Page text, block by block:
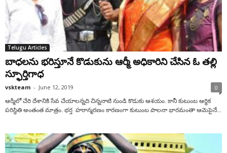
Telugu Articles
బాధలను భరిస్తూనే కొడుకును ఆర్మీ అధికారిని చేసిన ఓ తల్లి
స్ఫూర్తిగాధ
vskteam - June 12, 2019 0
ఆర్మీలో చేరి దేశానికి సేవ చేయాలన్నది చిన్ననాటి నుండి కొడుకు ఆశయం. కానీ కుటుంబ ఆర్ధిక
పరిస్థితి అంతంత మాత్రం. భర్త హఠాన్మరణం కారణంగా కుటుంబ పాలనా భారమంతా ఆమెపైనే...